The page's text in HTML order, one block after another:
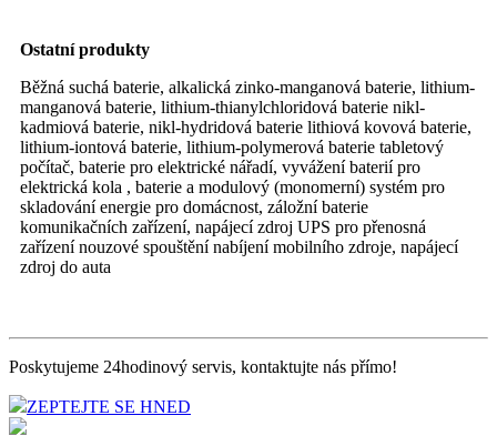
Ostatní produkty
Běžná suchá baterie, alkalická zinko-manganová baterie, lithium-
manganová baterie, lithium-thianylchloridová baterie nikl-
kadmiová baterie, nikl-hydridová baterie lithiová kovová baterie,
lithium-iontová baterie, lithium-polymerová baterie tabletový
počítač, baterie pro elektrické nářadí, vyvážení baterií pro
elektrická kola , baterie a modulový (monomerní) systém pro
skladování energie pro domácnost, záložní baterie
komunikačních zařízení, napájecí zdroj UPS pro přenosná
zařízení nouzové spouštění nabíjení mobilního zdroje, napájecí
zdroj do auta
Poskytujeme 24hodinový servis, kontaktujte nás přímo!
ZEPTEJTE SE HNED